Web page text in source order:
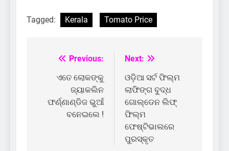
Tagged: Kerala Tomato Price
Post
navigation
Previous:
ଏତେ ଲୋକଙ୍କୁ
ଜ୍ୟାକଲିନ
ଫର୍ଣ୍ଣାଣ୍ଡିଜ ଭୁଆଁ
ବନେଇଲେ !
Next:
ଓଡ଼ିଆ ସର୍ଟ ଫିଲ୍ମ
ଲାଫିଙ୍ଗ ବୁଦ୍ଧ
ଗୋଲ୍ଡେନ ଲିଫ୍
ଫିଲ୍ମ
ଫେଷ୍ଟିଭାଲରେ
ପୁରସ୍କୃତ